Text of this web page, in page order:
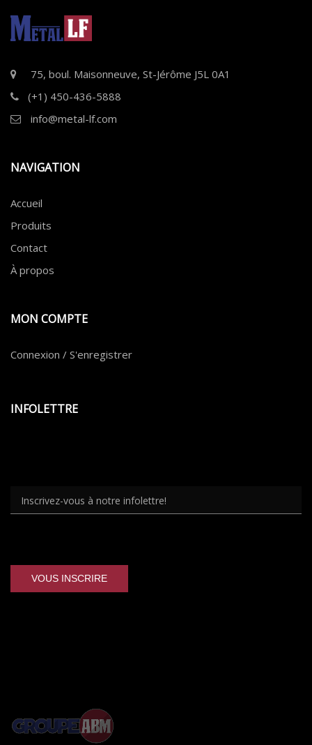
75, boul. Maisonneuve, St-Jérôme J5L 0A1
(+1) 450-436-5888
info@metal-lf.com
NAVIGATION
Accueil
Produits
Contact
À propos
MON COMPTE
Connexion / S'enregistrer
INFOLETTRE